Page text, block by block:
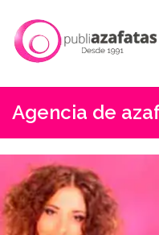
Agencia de